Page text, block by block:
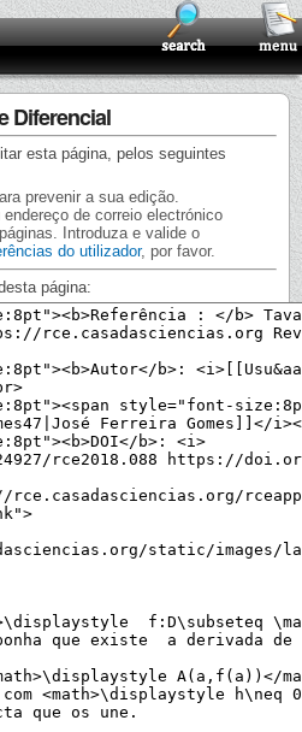
Diferencial
esta página, pelos seguintes
prevenir a sua edição.
de correio electrónico
Introduza e valide o
do utilizador, por favor.
página: